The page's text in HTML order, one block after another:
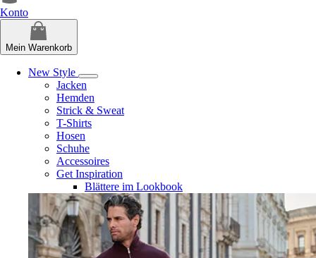
Konto
Mein Warenkorb
New Style
Jacken
Hemden
Strick & Sweat
T-Shirts
Hosen
Schuhe
Accessoires
Get Inspiration
Blättere im Lookbook